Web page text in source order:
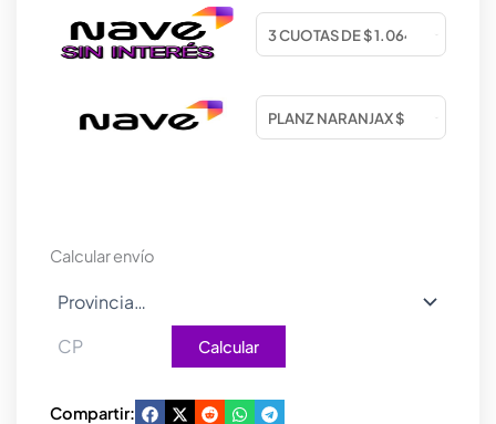
Calcular envío
Calcular
Compartir: